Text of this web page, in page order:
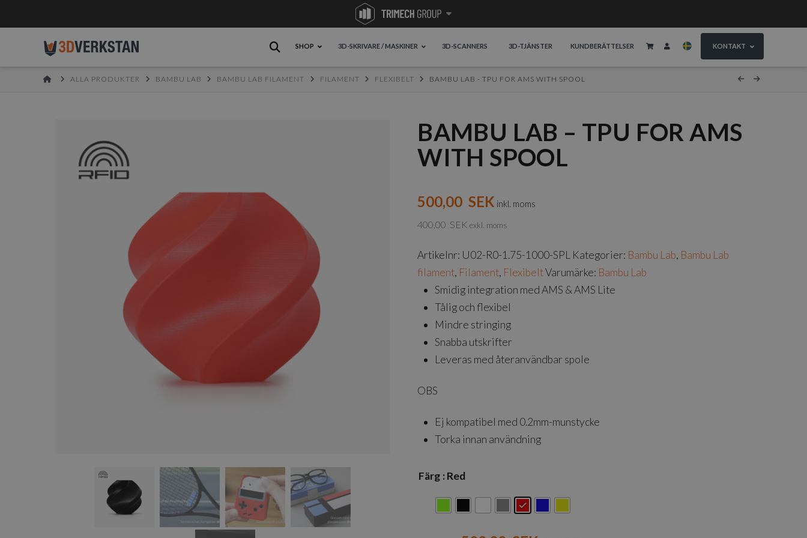
SHOP 3D-SKRIVARE / MASKINER 3D-SCANNERS 3D-TJÄNSTER KUNDBERÄTTELSER KONTAKT
HOMEALLA PRODUKTER BAMBU LAB BAMBU LAB FILAMENT FILAMENT FLEXIBELT BAMBU LAB - TPU FOR AMS WITH SPOOL
BAMBU LAB – TPU FOR AMS
WITH SPOOL
500,00 SEK inkl. moms
400,00 SEK exkl. moms
Artikelnr: U02-R0-1.75-1000-SPL Kategorier: Bambu Lab, Bambu Lab
filament, Filament, FlexibeltVarumärke: Bambu Lab
Smidig integration med AMS & AMS Lite
Tålig och flexibel
Mindre stringing
Snabba utskrifter
Leveras med återanvändbar spole
OBS
Ej kompatibel med 0.2mm-munstycke
Torka innan användning
Färg : Red